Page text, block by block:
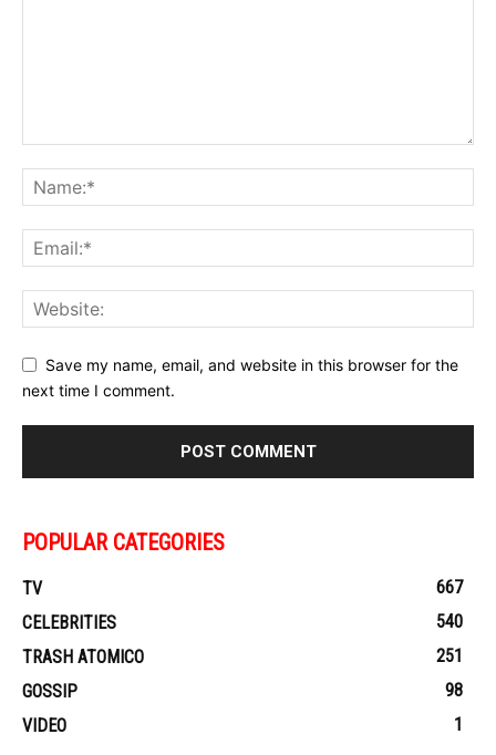
Save my name, email, and website in this browser for the
next time I comment.
POPULAR CATEGORIES
TV
667
CELEBRITIES
540
TRASH ATOMICO
251
GOSSIP
98
VIDEO
1